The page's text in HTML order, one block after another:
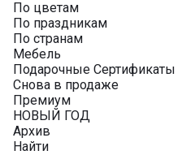
По цветам
По праздникам
По странам
Мебель
Подарочные Сертификаты
Снова в продаже
Премиум
НОВЫЙ ГОД
Архив
Найти